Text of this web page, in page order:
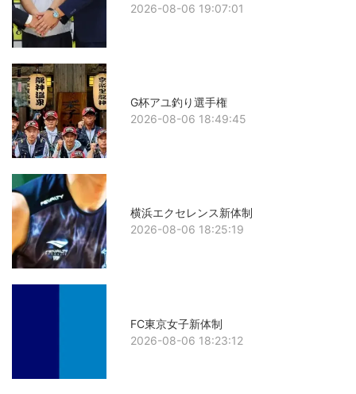
2026-08-06 19:07:01
G杯アユ釣り選手権
2026-08-06 18:49:45
横浜エクセレンス新体制
2026-08-06 18:25:19
FC東京女子新体制
2026-08-06 18:23:12